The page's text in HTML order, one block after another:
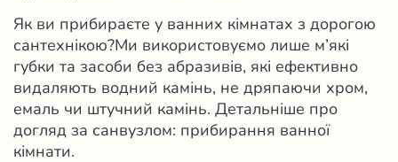
Як ви прибираєте у ванних кімнатах з дорогою
сантехнікою?Ми використовуємо лише м’які
губки та засоби без абразивів, які ефективно
видаляють водний камінь, не дряпаючи хром,
емаль чи штучний камінь. Детальніше про
догляд за санвузлом: прибирання ванної
кімнати.